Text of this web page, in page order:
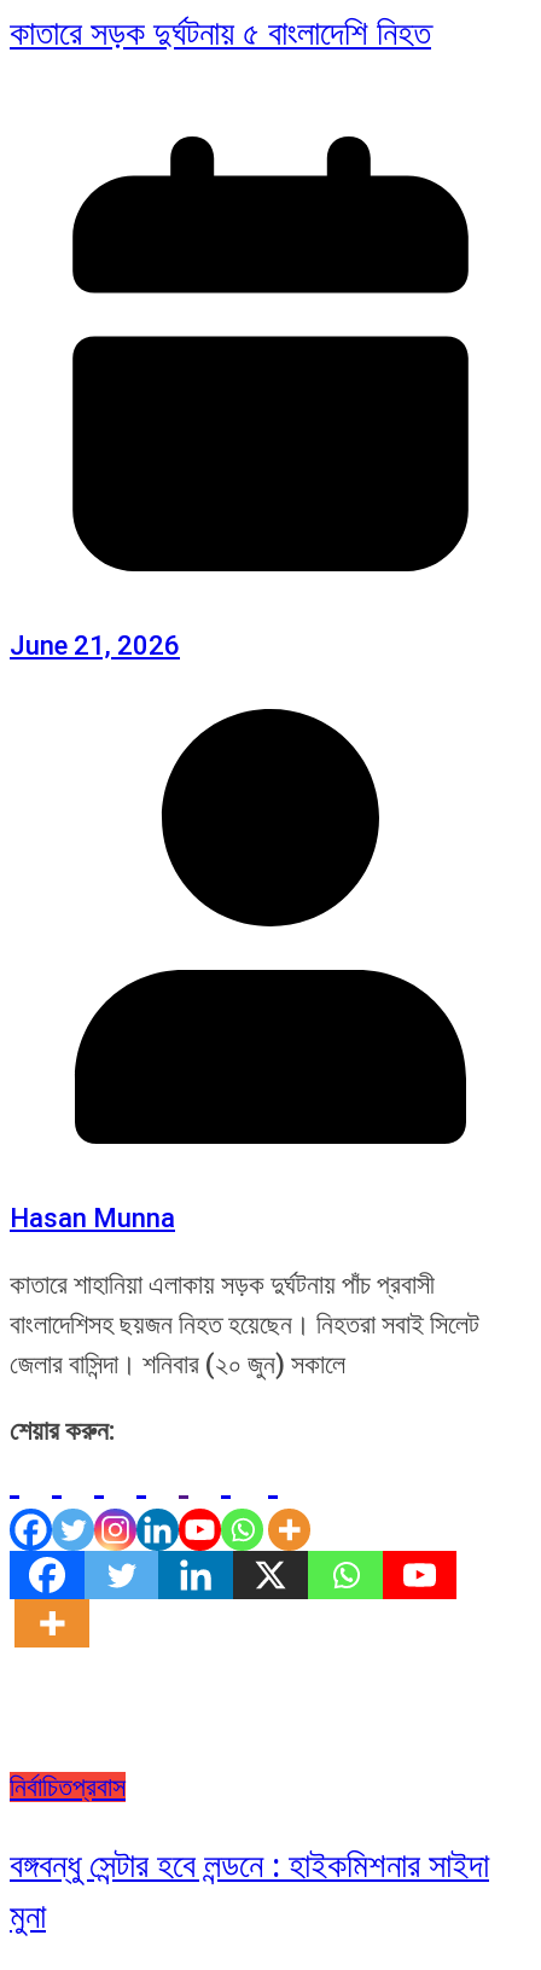
কাতারে সড়ক দুর্ঘটনায় ৫ বাংলাদেশি নিহত
June 21, 2026
Hasan Munna
কাতারে শাহানিয়া এলাকায় সড়ক দুর্ঘটনায় পাঁচ প্রবাসী
বাংলাদেশিসহ ছয়জন নিহত হয়েছেন। নিহতরা সবাই সিলেট
জেলার বাসিন্দা। শনিবার (২০ জুন) সকালে
শেয়ার করুন:
নির্বাচিতপ্রবাস
বঙ্গবন্ধু সেন্টার হবে লন্ডনে : হাইকমিশনার সাইদা
মুনা